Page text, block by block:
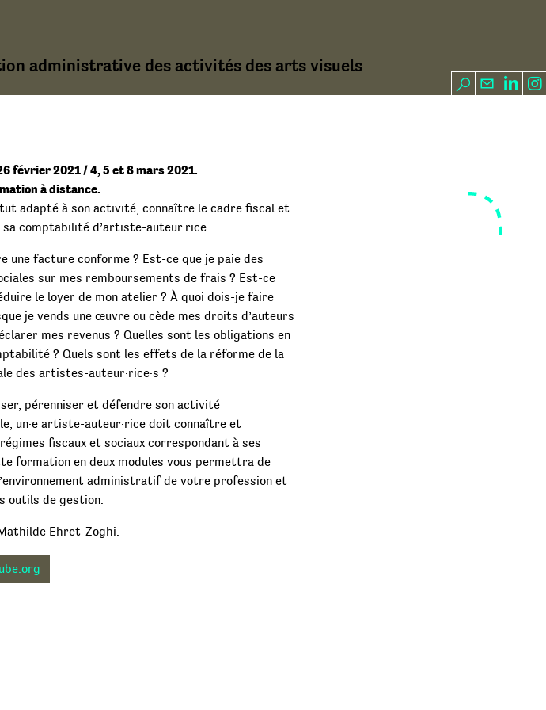
administrative des activités des arts visuels
février 2021 / 4, 5 et 8 mars 2021.
à distance.
adapté à son activité, connaître le cadre fiscal et
sa comptabilité d’artiste-auteur.rice.
une facture conforme ? Est-ce que je paie des
sur mes remboursements de frais ? Est-ce
le loyer de mon atelier ? À quoi dois-je faire
je vends une œuvre ou cède mes droits d’auteurs
mes revenus ? Quelles sont les obligations en
? Quels sont les effets de la réforme de la
des artistes-auteur·rice·s ?
pérenniser et défendre son activité
un·e artiste-auteur·rice doit connaître et
fiscaux et sociaux correspondant à ses
formation en deux modules vous permettra de
administratif de votre profession et
outils de gestion.
Ehret-Zoghi.